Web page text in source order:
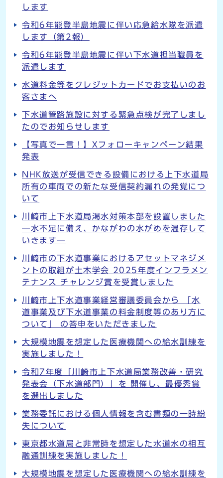
します
令和6年能登半島地震に伴い応急給水隊を派遣
します（第2報）
令和6年能登半島地震に伴い下水道担当職員を
派遣します
水道料金等をクレジットカードでお支払いのお
客さまへ
下水道管路施設に対する緊急点検が完了しまし
たのでお知らせします
【写真で一言！】Xフォローキャンペーン結果
発表
NHK放送が受信できる設備における上下水道局
所有の車両での新たな受信契約漏れの発覚につ
いて
川崎市上下水道局渇水対策本部を設置しました
―水不足に備え、かながわの水がめを温存して
いきます―
川崎市の下水道事業におけるアセットマネジメ
ントの取組が土木学会 2025年度インフラメン
テナンス チャレンジ賞を受賞しました
川崎市上下水道事業経営審議委員会から 「水
道事業及び下水道事業の料金制度等のあり方に
ついて」 の答申をいただきました
大規模地震を想定した医療機関への給水訓練を
実施しました！
令和7年度「川崎市上下水道局業務改善・研究
発表会（下水道部門）」を 開催し、最優秀賞
を選出しました
業務委託における個人情報を含む書類の一時紛
失について
東京都水道局と非常時を想定した水道水の相互
融通訓練を実施しました！
大規模地震を想定した医療機関への給水訓練を